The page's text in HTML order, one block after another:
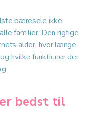
bæresele ikke
familier. Den rigtige
alder, hvor længe
hvilke funktioner der
bedst til